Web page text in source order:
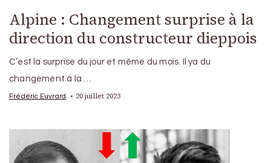
Alpine : Changement surprise à la
direction du constructeur dieppois
C’est la surprise du jour et même du mois. Il ya du
changement à la …
Frédéric Euvrard 20 juillet 2023